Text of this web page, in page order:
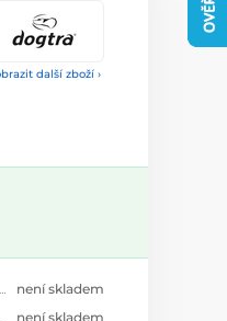
další zboží ›
není skladem
není skladem